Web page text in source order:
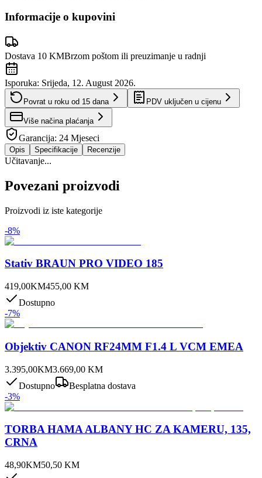
Informacije o kupovini
Dostava 10 KMBrzom poštom ili preuzimanje u radnji
Isporuka: Srijeda, 12. August 2026.
Povrat u roku od 15 dana PDV uključen u cijenu
Više načina plaćanja
Garancija: 24 Mjeseci
Opis Specifikacije Recenzije
Učitavanje...
Povezani proizvodi
Proizvodi iz iste kategorije
-8%
Stativ BRAUN PRO VIDEO 185
419,00KM455,00 KM
Dostupno
-7%
Objektiv CANON RF24MM F1.4 L VCM EMEA
3.395,00KM3.669,00 KM
Dostupno
Besplatna dostava
-3%
TORBA HAMA ALBANY HC ZA KAMERU, 135,
CRNA
48,90KM50,50 KM